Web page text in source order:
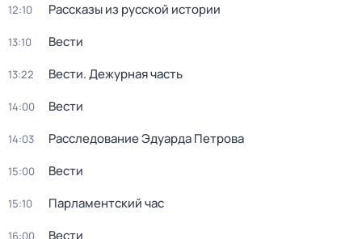
12:10 Рассказы из русской истории
13:10 Вести
13:22 Вести. Дежурная часть
14:00 Вести
14:03 Расследование Эдуарда Петрова
15:00 Вести
15:10 Парламентский час
16:00 Вести